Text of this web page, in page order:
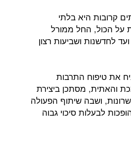
קרובות היא בלתי
על הכול, החל ממורל
לחדשנות ושביעות רצון
את טיפוח התרבות
והאתית, מסתכן ביצירת
ושבה שיתוף הפעולה
לבעלות סיכוי גבוה